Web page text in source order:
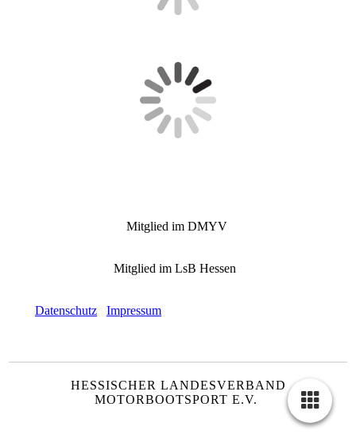
Mitglied im DMYV
Mitglied im LsB Hessen
Datenschutz Impressum
HESSISCHER LANDESVERBAND
MOTORBOOTSPORT E.V.